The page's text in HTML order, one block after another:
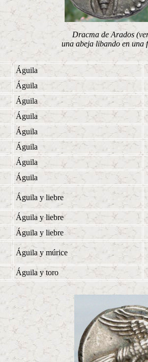
Dracma de Arados
una abeja libando en una
Águila
Águila
Águila
Águila
Águila
Águila
Águila
Águila
Águila y liebre
Águila y liebre
Águila y liebre
Águila y múrice
Águila y toro